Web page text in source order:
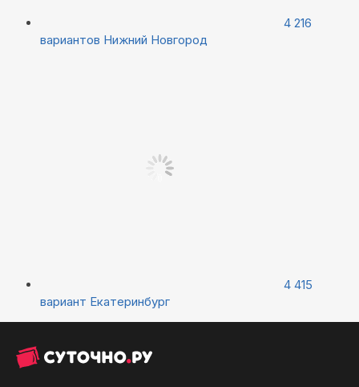
4 216
вариантов Нижний Новгород
4 415
вариант Екатеринбург